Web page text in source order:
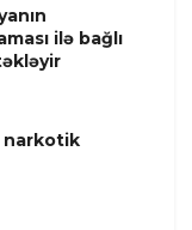
ilə bağlı
narkotik